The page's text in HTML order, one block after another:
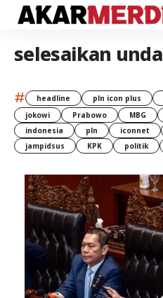
selesaikan
# headline pln icon plus
jokowi
Prabowo MBG
indonesia
pln iconnet
jampidsus
KPK politik